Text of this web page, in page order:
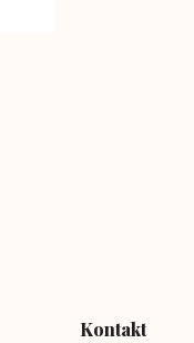
Kontakt